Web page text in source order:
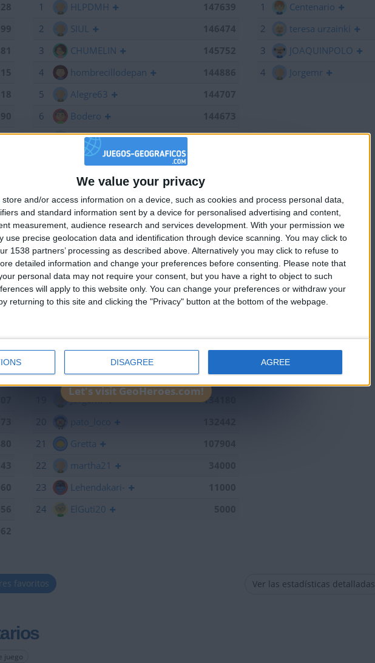
We value your privacy
store and/or access information on a device, such as cookies and process personal data,
and standard information sent by a device for personalised advertising and content,
measurement, audience research and services development. With your permission we
use precise geolocation data and identification through device scanning. You may click to
1538 partners’ processing as described above. Alternatively you may click to refuse to
detailed information and change your preferences before consenting.
Please note that
personal data may not require your consent, but you have a right to object to such
will apply to this website only. You can change your preferences or withdraw your
returning to this site and clicking the "Privacy" button at the bottom of the webpage.
DISAGREE AGREE
1
HLPDMH
147639
2
SIUL
3
CHUMELIN
145752
4
hombrecillodepan
5
Alegre63
144707
6
Bodero
7
maherlo
144060
Centenario
karawankenwolf
143161
10
RUYDIAZ
142126
11
albamancha
142124
12
TNT
142101
13
Antares41$
140928
14
Gergin
140327
teresa urzainki
18
JOAQUINPOLO
136790
Jorgemr
134180
20
pato_loco
21
Gretta
22
martha21
23
Lehendakari-
24
ElGuti20
1
Centenario
2
teresa urzainki
3
JOAQUINPOLO
4
Jorgemr
favoritos Ver las estadísticas detalladas
juego
🇺🇸 We noticed you’re visiting from
an English-speaking country
Join our American version now and be among
the firsts to submit your score on our
leaderboards!
Let's visit GeoHeroes.com!